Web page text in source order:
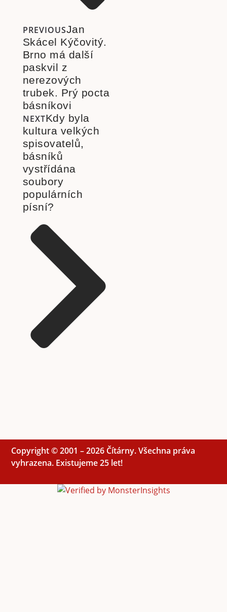
PREVIOUSJan
Skácel Kýčovitý.
Brno má další
paskvil z
nerezových
trubek. Prý pocta
básníkovi
NEXTKdy byla
kultura velkých
spisovatelů,
básníků
vystřídána
soubory
populárních
písní?
Copyright © 2001 – 2026 Čítárny. Všechna práva
vyhrazena. Existujeme 25 let!